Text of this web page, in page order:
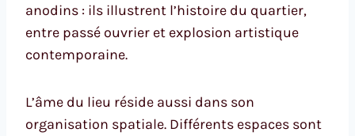
anodins : ils illustrent l’histoire du quartier,
entre passé ouvrier et explosion artistique
contemporaine.
L’âme du lieu réside aussi dans son
organisation spatiale. Différents espaces sont